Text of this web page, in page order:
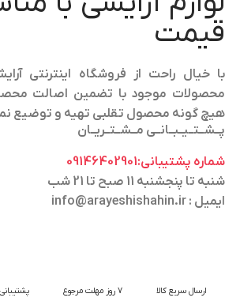
قیمت
با خیال راحت از فروشگاه اینترنتی
محصولات موجود با تضمین اصالت
هیچ گونه محصول تقلبی تهیه و توضیع
پــشــتــیــبــانــی مــشــتــریــان
شماره پشتیبانی:09146402901
شنبه تا پنجشنبه 11 صبح تا 21 شب
ایمیل : info@arayeshishahin.ir
ارسال سریع کالا 7 روز مهلت مرجوع